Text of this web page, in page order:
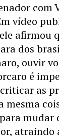
com
vídeo
afirmou
dos
ouvir
é
as
mesma
mudar
atraindo